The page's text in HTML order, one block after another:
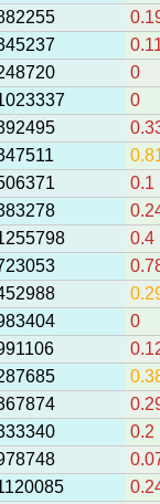
0
0
0.1
0.4
0
0.2